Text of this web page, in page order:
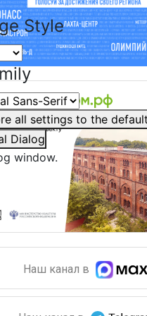
Style
all settings to the
Dialog
window.
Наш канал в